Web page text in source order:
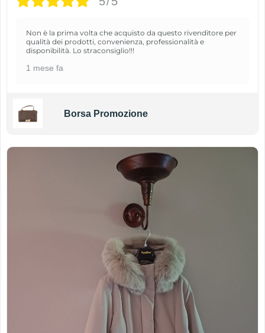
Non è la prima volta che acquisto da questo rivenditore per
qualità dei prodotti, convenienza, professionalità e
disponibilità. Lo straconsiglio!!!
1 mese fa
Borsa Promozione